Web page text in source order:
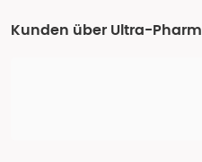
Kunden über Ultra-Pharm